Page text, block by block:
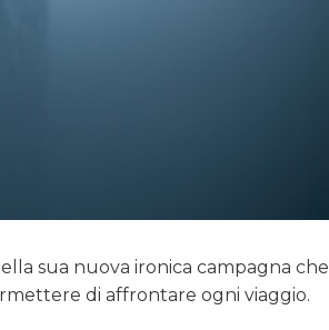
sua nuova ironica campagna che
di affrontare ogni viaggio.